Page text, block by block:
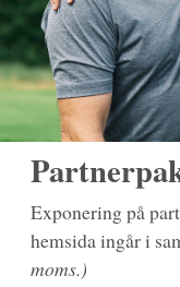
Exponering på
hemsida ingår i
moms.)